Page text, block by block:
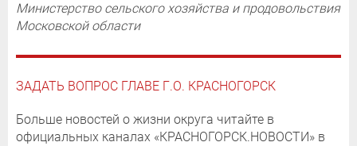
Министерство сельского хозяйства и продовольствия
Московской области
ЗАДАТЬ ВОПРОС ГЛАВЕ Г.О. КРАСНОГОРСК
Больше новостей о жизни округа читайте в
официальных каналах «КРАСНОГОРСК.НОВОСТИ» в